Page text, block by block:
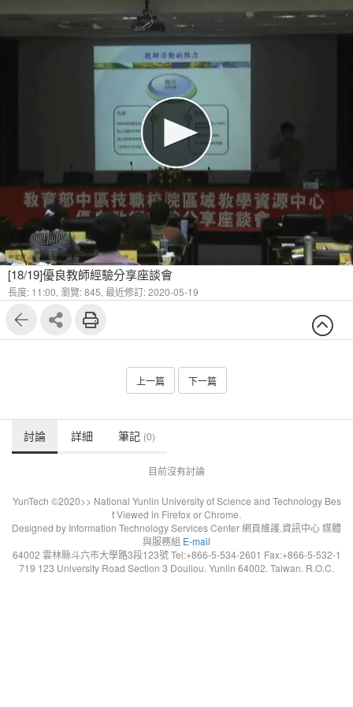
[18/19]優良教師經驗分享座談會
長度: 11:00, 瀏覽: 845, 最近修訂: 2020-05-19
上一篇 下一篇
討論 詳細 筆記 (0)
目前沒有討論
YunTech ©2020>> National Yunlin University of Science and Technology Bes
t Viewed in Firefox or Chrome.
Designed by Information Technology Services Center 網頁維護.資訊中心 媒體
與服務組 E-mail
64002 雲林縣斗六市大學路3段123號 Tel:+866-5-534-2601 Fax:+866-5-532-1
719 123 University Road Section 3 Douliou. Yunlin 64002. Taiwan. R.O.C.